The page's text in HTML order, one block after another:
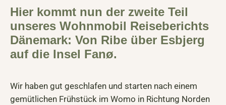
Hier kommt nun der zweite Teil
unseres Wohnmobil Reiseberichts
Dänemark: Von Ribe über Esbjerg
auf die Insel Fanø.
Wir haben gut geschlafen und starten nach einem
gemütlichen Frühstück im Womo in Richtung Norden